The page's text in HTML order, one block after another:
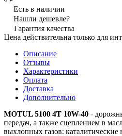
Есть в наличии
Нашли дешевле?
Гарантия качества
Цена действительна только для
Описание
Отзывы
Характеристики
Оплата
Доставка
Дополнительно
MOTUL 5100 4T 10W-40 -
передач, а также сцеплением в
выхлопных газов: каталитические